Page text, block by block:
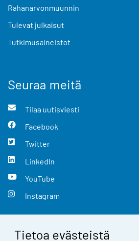
Tietoa evästeistä
Rahanarvonmuunnin
Tulevat julkaisut
Tutkimusaineistot
Seuraa meitä
Tilaa uutisviesti
Facebook
Twitter
LinkedIn
YouTube
Instagram
Yhteystiedot